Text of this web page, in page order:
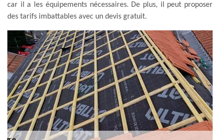
car il a les équipements nécessaires. De plus, il peut proposer
des tarifs imbattables avec un devis gratuit.